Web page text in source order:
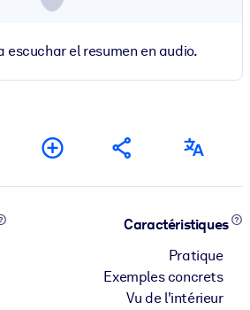
escuchar el resumen en audio.
Caractéristiques
Pratique
Exemples concrets
Vu de l'intérieur